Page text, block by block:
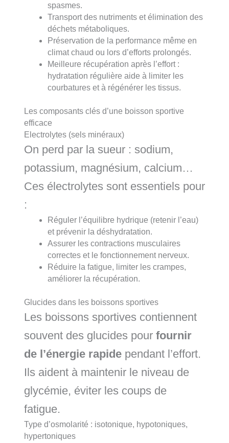
spasmes.
Transport des nutriments et élimination des
déchets métaboliques.
Préservation de la performance même en
climat chaud ou lors d’efforts prolongés.
Meilleure récupération après l’effort :
hydratation régulière aide à limiter les
courbatures et à régénérer les tissus.
Les composants clés d’une boisson sportive
efficace
Electrolytes (sels minéraux)
On perd par la sueur : sodium,
potassium, magnésium, calcium…
Ces électrolytes sont essentiels pour
:
Réguler l’équilibre hydrique (retenir l’eau)
et prévenir la déshydratation.
Assurer les contractions musculaires
correctes et le fonctionnement nerveux.
Réduire la fatigue, limiter les crampes,
améliorer la récupération.
Glucides dans les boissons sportives
Les boissons sportives contiennent
souvent des glucides pour fournir
de l’énergie rapidependant l’effort.
Ils aident à maintenir le niveau de
glycémie, éviter les coups de
fatigue.
Type d’osmolarité : isotonique, hypotoniques,
hypertoniques